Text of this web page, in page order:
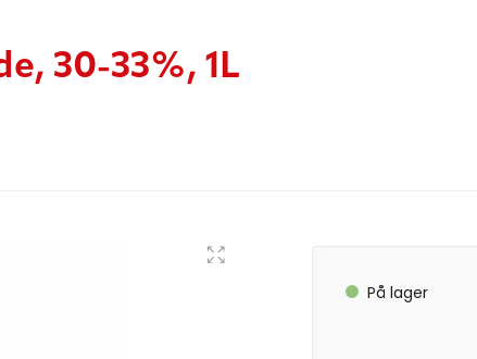
30-33%, 1L
På lager